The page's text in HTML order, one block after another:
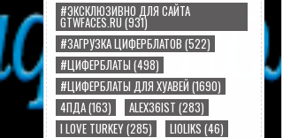
#ЭКСКЛЮЗИВНО ДЛЯ САЙТА
GTWFACES.RU(931)
#ЗАГРУЗКА ЦИФЕРБЛАТОВ (522)
#ЦИФЕРБЛАТЫ (498)
#ЦИФЕРБЛАТЫ ДЛЯ ХУАВЕЙ (1690)
4ПДА(163) ALEX36IST (283)
I LOVE TURKEY(285) LIOLIKS (46)